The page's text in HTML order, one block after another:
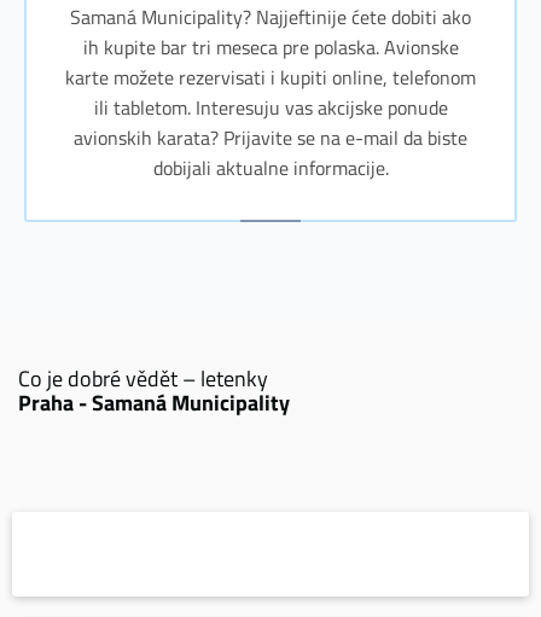
Samaná Municipality? Najjeftinije ćete dobiti ako
ih kupite bar tri meseca pre polaska. Avionske
karte možete rezervisati i kupiti online, telefonom
ili tabletom. Interesuju vas akcijske ponude
avionskih karata? Prijavite se na e-mail da biste
dobijali aktualne informacije.
Co je dobré vědět – letenky
Praha - Samaná Municipality